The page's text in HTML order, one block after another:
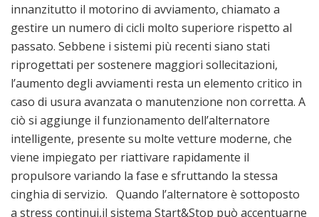
innanzitutto il motorino di avviamento, chiamato a
gestire un numero di cicli molto superiore rispetto al
passato. Sebbene i sistemi più recenti siano stati
riprogettati per sostenere maggiori sollecitazioni,
l’aumento degli avviamenti resta un elemento critico in
caso di usura avanzata o manutenzione non corretta. A
ciò si aggiunge il funzionamento dell’alternatore
intelligente, presente su molte vetture moderne, che
viene impiegato per riattivare rapidamente il
propulsore variando la fase e sfruttando la stessa
cinghia di servizio. Quando l’alternatore è sottoposto
a stress continui,il sistema Start&Stop può accentuarne